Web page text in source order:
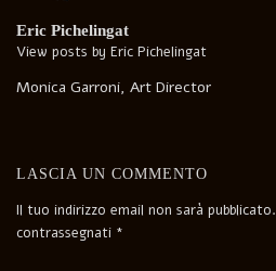
Eric Pichelingat
View posts by Eric Pichelingat
Monica Garroni, Art Director
LASCIA UN COMMENTO
Il tuo indirizzo email non sarà pubblicato.
contrassegnati *